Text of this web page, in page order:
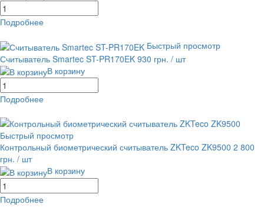
Подробнее
Быстрый просмотр
Считыватель Smartec ST-PR170EK 930 грн. / шт
В корзину
Подробнее
Быстрый просмотр
Контрольный биометрический считыватель ZKTeco ZK9500 2 800
грн. / шт
В корзину
Подробнее